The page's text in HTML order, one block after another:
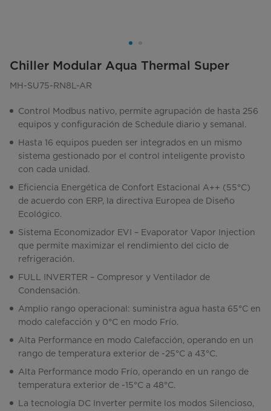
Chiller Modular Aqua Thermal Super
MH-SU75-RN8L-AR
Control Modbus nativo, permite agrupación de hasta 256
equipos y configuración de Schedule diario y semanal.
Hasta 16 equipos pueden ser integrados en un mismo
sistema gestionado por el control inteligente provisto
con cada unidad.
Eficiencia Energética de Confort Estacional A++ (55°C)
de acuerdo con ERP, la directiva Europea de Diseño
Ecológico.
Sistema Economizador EVI – Evaporator Vapor Injection
que permite maximizar el rendimiento del ciclo de
refrigeración.
FULL INVERTER – Compresor y Ventilador de
Condensación.
Amplio rango operacional: suministra agua hasta 65°C en
modo calefacción y 0°C en modo Frío.
Alta Performance en modo Calefacción, operando en un
rango de temperatura exterior de -25°C a 43°C.
Alta Performance modo Frío, operando en un rango de
temperatura exterior de -15°C a 48°C.
La tecnología DC Inverter permite los modos Silencioso,